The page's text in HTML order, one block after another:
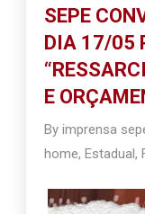
SEPE
DIA 17/05
E
Byimprensa
home,Estadual,